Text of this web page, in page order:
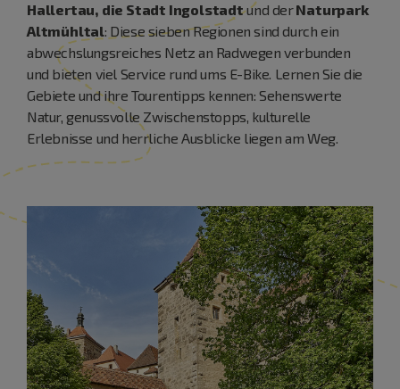
Hallertau, die Stadt Ingolstadtund derNaturpark
Altmühltal: Diese sieben Regionen sind durch ein
abwechslungsreiches Netz an Radwegen verbunden
und bieten viel Service rund ums E-Bike. Lernen Sie die
Gebiete und ihre Tourentipps kennen: Sehenswerte
Natur, genussvolle Zwischenstopps, kulturelle
Erlebnisse und herrliche Ausblicke liegen am Weg.